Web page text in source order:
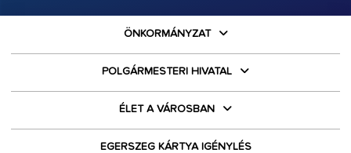
ÖNKORMÁNYZAT
POLGÁRMESTERI HIVATAL
ÉLET A VÁROSBAN
EGERSZEG KÁRTYA IGÉNYLÉS